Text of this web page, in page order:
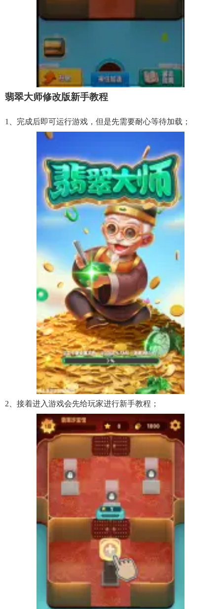
翡翠大师修改版新手教程
1、完成后即可运行游戏，但是先需要耐心等待加载；
2、接着进入游戏会先给玩家进行新手教程；